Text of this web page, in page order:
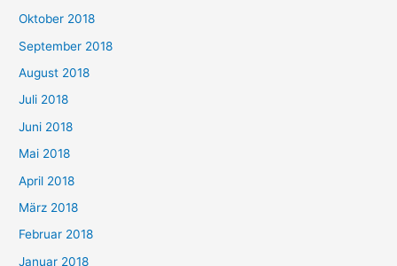
Oktober 2018
September 2018
August 2018
Juli 2018
Juni 2018
Mai 2018
April 2018
März 2018
Februar 2018
Januar 2018